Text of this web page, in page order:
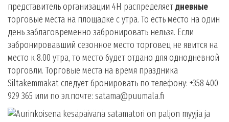
представитель организации 4H распределяетдневные
торговые места на площадке с утра. То есть место на один
день заблаговременно забронировать нельзя. Если
забронировавший сезонное место торговец не явится на
место к 8.00 утра, то место будет отдано для однодневной
торговли. Торговые места на время праздника
Siltakemmakat следует бронировать по телефону: +358 400
929 365 или по эл.почте: satama@puumala.fi